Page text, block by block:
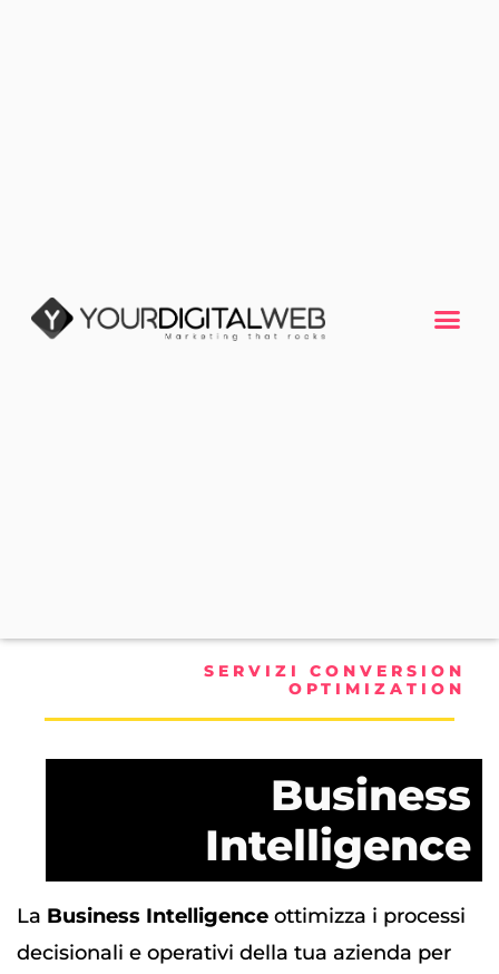
SERVIZI CONVERSION
OPTIMIZATION
Business
Intelligence
La Business Intelligence ottimizza i processi
decisionali e operativi della tua azienda per